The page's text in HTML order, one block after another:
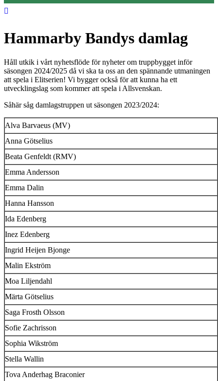
Hammarby Bandys damlag
Håll utkik i vårt nyhetsflöde för nyheter om truppbygget inför
säsongen 2024/2025 då vi ska ta oss an den spännande utmaningen
att spela i Elitserien! Vi bygger också för att kunna ha ett
utvecklingslag som kommer att spela i Allsvenskan.
Såhär såg damlagstruppen ut säsongen 2023/2024:
Alva Barvaeus (MV)
Anna Götselius
Beata Genfeldt (RMV)
Emma Andersson
Emma Dalin
Hanna Hansson
Ida Edenberg
Inez Edenberg
Ingrid Heijen Bjonge
Malin Ekström
Moa Liljendahl
Märta Götselius
Saga Frosth Olsson
Sofie Zachrisson
Sophia Wikström
Stella Wallin
Tova Anderhag Braconier